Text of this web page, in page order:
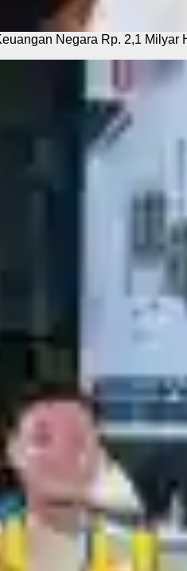
Negara Rp. 2,1 Milyar